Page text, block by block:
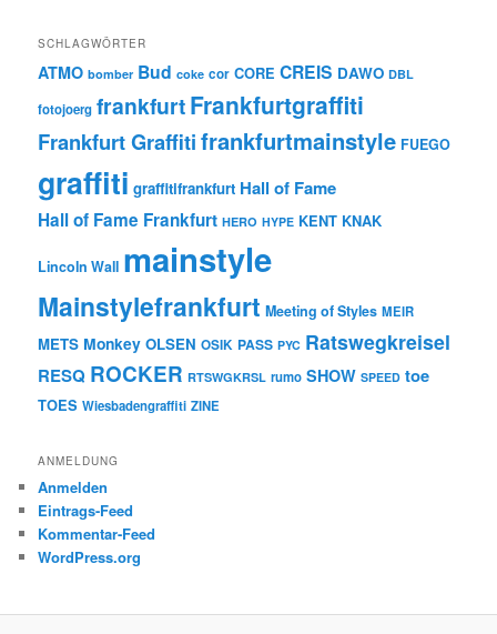
SCHLAGWÖRTER
ATMO bomber Bud coke cor CORE CREIS DAWO DBL
fotojoerg frankfurtFrankfurtgraffiti
Frankfurt Graffitifrankfurtmainstyle FUEGO
graffiti graffitifrankfurt Hall of Fame
Hall of Fame Frankfurt HERO HYPE KENT KNAK
Lincoln Wall mainstyle
Mainstylefrankfurt Meeting of Styles MEIR
METS Monkey OLSEN OSIK PASS PYC Ratswegkreisel
RESQ ROCKER RTSWGKRSL rumo SHOW SPEED toe
TOES Wiesbadengraffiti ZINE
ANMELDUNG
Anmelden
Eintrags-Feed
Kommentar-Feed
WordPress.org